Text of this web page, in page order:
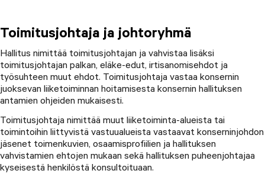
Toimitusjohtaja ja johtoryhmä
Hallitus nimittää toimitusjohtajan ja vahvistaa lisäksi
toimitusjohtajan palkan, eläke-edut, irtisanomisehdot ja
työsuhteen muut ehdot. Toimitusjohtaja vastaa konsernin
juoksevan liiketoiminnan hoitamisesta konsernin hallituksen
antamien ohjeiden mukaisesti.
Toimitusjohtaja nimittää muut liiketoiminta-alueista tai
toimintoihin liittyvistä vastuualueista vastaavat konserninjohdon
jäsenet toimenkuvien, osaamisprofiilien ja hallituksen
vahvistamien ehtojen mukaan sekä hallituksen puheenjohtajaa
kyseisestä henkilöstä konsultoituaan.